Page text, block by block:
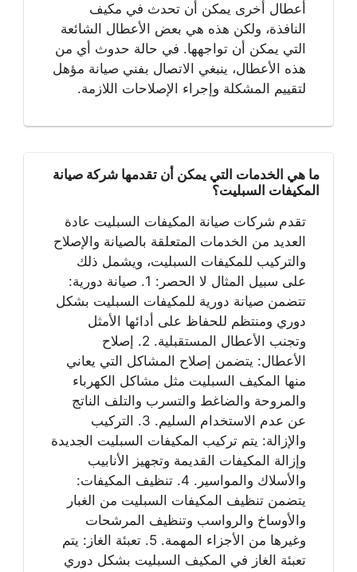
أعطال أخرى يمكن أن تحدث في مكيف
النافذة، ولكن هذه هي بعض الأعطال الشائعة
التي يمكن أن تواجهها. في حالة حدوث أي من
هذه الأعطال، ينبغي الاتصال بفني صيانة مؤهل
لتقييم المشكلة وإجراء الإصلاحات اللازمة.
ما هي الخدمات التي يمكن أن تقدمها شركة صيانة
المكيفات السبليت؟
تقدم شركات صيانة المكيفات السبليت عادة
العديد من الخدمات المتعلقة بالصيانة والإصلاح
والتركيب للمكيفات السبليت، ويشمل ذلك
على سبيل المثال لا الحصر: 1. صيانة دورية:
تتضمن صيانة دورية للمكيفات السبليت بشكل
دوري ومنتظم للحفاظ على أدائها الأمثل
وتجنب الأعطال المستقبلية. 2. إصلاح
الأعطال: يتضمن إصلاح المشاكل التي يعاني
منها المكيف السبليت مثل مشاكل الكهرباء
والمروحة والضاغط والتسرب والتلف الناتج
عن عدم الاستخدام السليم. 3. التركيب
والإزالة: يتم تركيب المكيفات السبليت الجديدة
وإزالة المكيفات القديمة وتجهيز الأنابيب
والأسلاك والمواسير. 4. تنظيف المكيفات:
يتضمن تنظيف المكيفات السبليت من الغبار
والأوساخ والرواسب وتنظيف المرشحات
وغيرها من الأجزاء المهمة. 5. تعبئة الغاز: يتم
تعبئة الغاز في المكيف السبليت بشكل دوري